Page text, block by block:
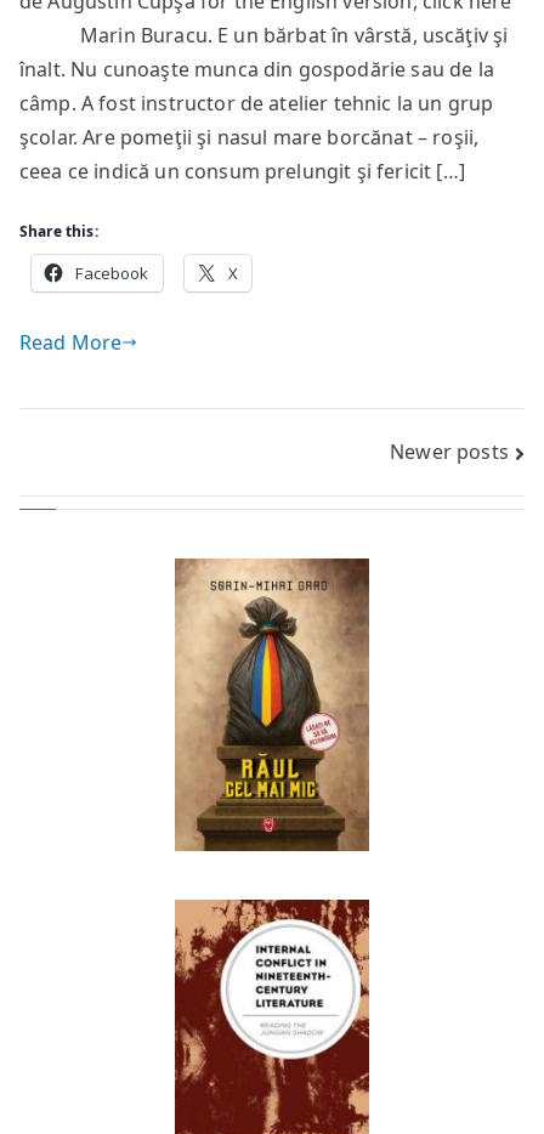
cheamă
Marin Buracu. E un bărbat în vârstă, uscăţiv şi
înalt. Nu cunoaşte munca din gospodărie sau de la
câmp. A fost instructor de atelier tehnic la un grup
şcolar. Are pomeţii şi nasul mare borcănat – roşii,
ceea ce indică un consum prelungit şi fericit […]
Share this:
Facebook X
Read More
navigation
Newer posts